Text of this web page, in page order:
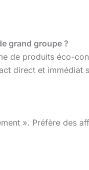
grand groupe ?
de produits éco-
direct et immédiat
». Préfère des